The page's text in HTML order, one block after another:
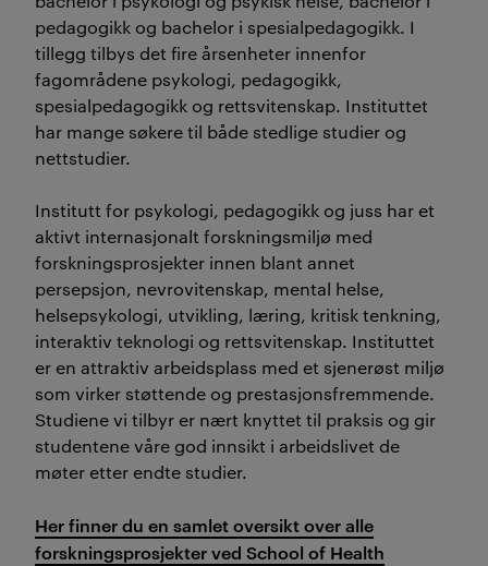
pedagogikk og bachelor i spesialpedagogikk. I
tillegg tilbys det fire årsenheter innenfor
fagområdene psykologi, pedagogikk,
spesialpedagogikk og rettsvitenskap. Instituttet
har mange søkere til både stedlige studier og
nettstudier.
Institutt for psykologi, pedagogikk og juss har et
aktivt internasjonalt forskningsmiljø med
forskningsprosjekter innen blant annet
persepsjon, nevrovitenskap, mental helse,
helsepsykologi, utvikling, læring, kritisk tenkning,
interaktiv teknologi og rettsvitenskap. Instituttet
er en attraktiv arbeidsplass med et sjenerøst miljø
som virker støttende og prestasjonsfremmende.
Studiene vi tilbyr er nært knyttet til praksis og gir
studentene våre god innsikt i arbeidslivet de
møter etter endte studier.
Her finner du en samlet oversikt over alle
forskningsprosjekter ved School of Health